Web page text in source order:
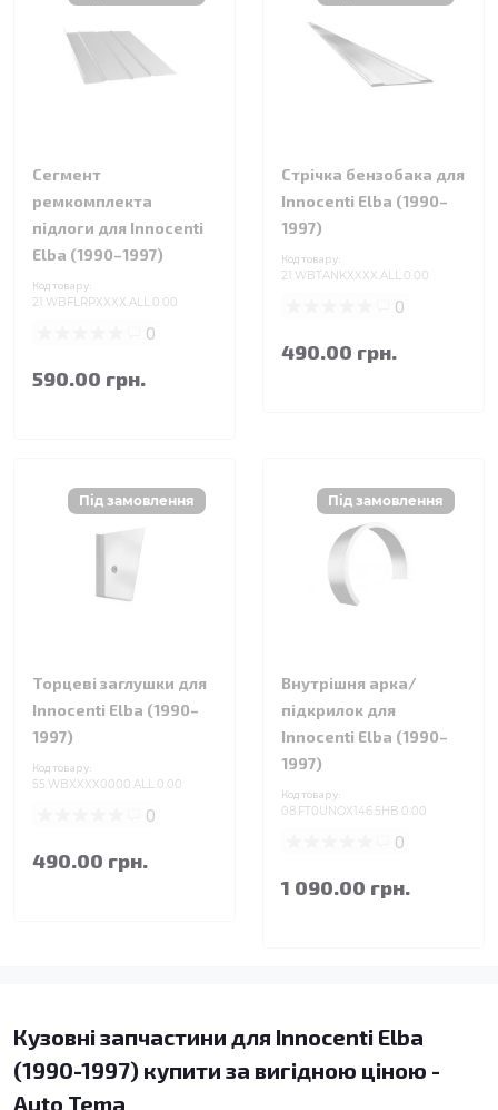
Сегмент
ремкомплекта
підлоги для Innocenti
Elba (1990–1997)
Код товару:
21.WBFLRPXXXX.ALL.0.00
0
590.00 грн.
Стрічка бензобака для
Innocenti Elba (1990–
1997)
Код товару:
21.WBTANKXXXX.ALL.0.00
0
490.00 грн.
Торцеві заглушки для
Innocenti Elba (1990–
1997)
Код товару:
55.WBXXXX0000.ALL.0.00
0
490.00 грн.
Внутрішня арка/
підкрилок для
Innocenti Elba (1990–
1997)
Код товару:
08.FT0UNOX146.5HB.0.00
0
1 090.00 грн.
Кузовні запчастини для Innocenti Elba
(1990-1997) купити за вигідною ціною -
Auto Tema